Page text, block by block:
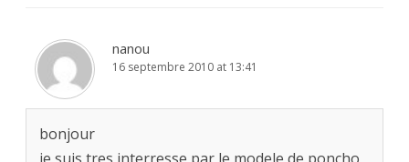
nanou
16 septembre 2010 at 13:41
bonjour